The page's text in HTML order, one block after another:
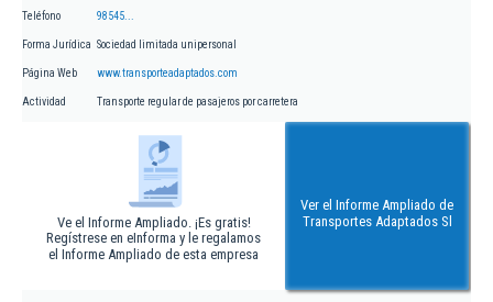
Teléfono 98545...
Forma Jurídica Sociedad limitada unipersonal
Página Web www.transporteadaptados.com
Actividad Transporte regular de pasajeros por carretera
Ve el Informe Ampliado. ¡Es gratis!
Regístrese en eInforma y le regalamos
el Informe Ampliado de esta empresa
Ver el Informe Ampliado de
Transportes Adaptados Sl